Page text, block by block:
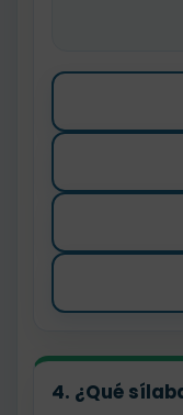
4. ¿Qué